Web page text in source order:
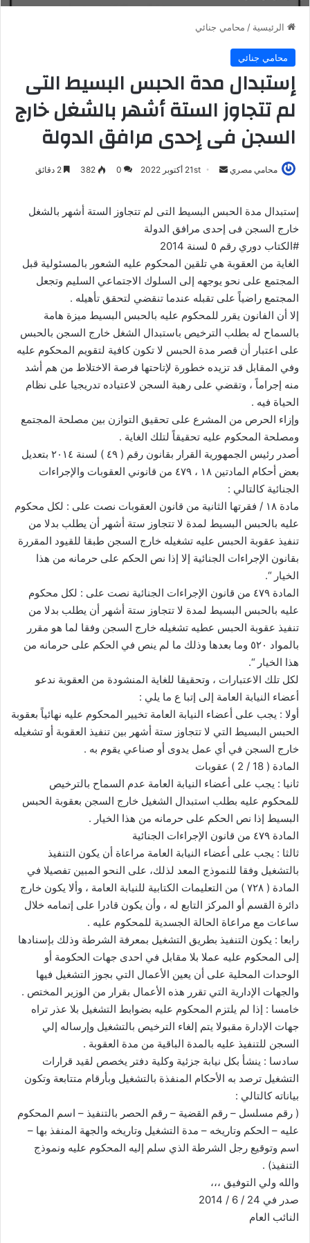
الرئيسية / محامي جنائي
محامي جنائي
إستبدال مدة الحبس البسيط التى
لم تتجاوز الستة أشهر بالشغل خارج
السجن فى إحدى مرافق الدولة
محامي مصري
أرسل 21st أكتوبر 2022 0
382
إستبدال مدة الحبس البسيط التى لم تتجاوز الستة أشهر بالشغل
خارج السجن فى إحدى مرافق الدولة
#الكتاب دوري رقم ٥ لسنة 2014
الغاية من العقوبة هي تلقين المحكوم عليه الشعور بالمسئولية قبل
المجتمع على نحو يوجهه إلى السلوك الاجتماعي السليم وتجعل
المجتمع راضياً على تقبله عندما تنقضي لتحقق تأهيله .
إلا أن الفانون يقرر للمحكوم عليه بالحبس البسيط ميزة هامة
بالسماح له بطلب الترخيص باستبدال الشغل خارج السجن بالحبس
على اعتبار أن قصر مدة الحبس لا تكون كافية لتقويم المحكوم عليه
وفي المقابل قد تزيده خطورة لإتاحتها فرصة الاختلاط من هم أشد
منه إجراماً ، وتقضي على رهبة السجن لاعتياده تدريجيا على نظام
الحياة فيه .
وإزاء الحرص من المشرع على تحقيق التوازن بين مصلحة المجتمع
ومصلحة المحكوم عليه تحقيقاً لتلك الغاية .
أصدر رئيس الجمهورية القرار بقانون رقم ( ٤٩ ) لسنة ٢٠١٤ بتعديل
بعض أحكام المادتين ١٨ ، ٤٧٩ من قانوني العقوبات والإجراءات
الجنائية كالتالي :
مادة ١٨ / فقرتها الثانية من قانون العقوبات نصت على : لكل محكوم
عليه بالحبس البسيط لمدة لا تتجاوز ستة أشهر أن يطلب بدلا من
تنفيذ عقوبة الحبس عليه تشغيله خارج السجن طبقا للقيود المقررة
بقانون الإجراءات الجنائية إلا إذا نص الحكم على حرمانه من هذا
الخيار “.
المادة ٤٧٩ من قانون الإجراءات الجنائية نصت على : لكل محكوم
عليه بالحبس البسيط لمدة لا تتجاوز ستة أشهر أن يطلب بدلا من
تنفيذ عقوبة الحبس عطيه تشغيله خارج السجن وفقا لما هو مقرر
بالمواد ٥٢٠ وما بعدها وذلك ما لم ينص في الحكم على حرمانه من
هذا الخيار “.
لكل تلك الاعتبارات ، وتحقيقا للغاية المنشودة من العقوبة ندعو
أعضاء النيابة العامة إلى إتبا ع ما يلي :
أولا : يجب على أعضاء النيابة العامة تخيير المحكوم عليه نهائياً بعقوبة
الحبس البسيط التي لا تتجاوز ستة أشهر بين تنفيذ العقوبة أو تشغيله
خارج السجن في أي عمل يدوى أو صناعي يقوم به .
المادة ( 18 / 2 ) عقوبات
ثانيا : يجب على أعضاء النيابة العامة عدم السماح بالترخيص
للمحكوم عليه بطلب استبدال الشغيل خارج السجن بعقوبة الحبس
البسيط إذا نص الحكم على حرمانه من هذا الخيار .
المادة ٤٧٩ من قانون الإجراءات الجنائية
ثالثا : يجب على أعضاء النيابة العامة مراعاة أن يكون التنفيذ
بالتشغيل وفقا للنموذج المعد لذلك، على النحو المبين تفصيلا في
المادة ( ٧٢٨ ) من التعليمات الكتابية للنيابة العامة ، وألا يكون خارج
دائرة القسم أو المركز التابع له ، وأن يكون قادرا على إتمامه خلال
ساعات مع مراعاة الحالة الجسدية للمحكوم عليه .
رابعا : يكون التنفيذ بطريق التشغيل بمعرفة الشرطة وذلك بإسنادها
إلى المحكوم عليه عملا بلا مقابل في احدى جهات الحكومة أو
الوحدات المحلية على أن يعين الأعمال التي بجوز التشغيل فيها
والجهات الإدارية التي تقرر هذه الأعمال بقرار من الوزير المختص .
خامسا : إذا لم يلتزم المحكوم عليه بضوابط التشغيل بلا عذر تراه
جهات الإدارة مقبولا يتم إلغاء الترخيص بالتشغيل وإرساله إلي
السجن للتنفيذ عليه بالمدة الباقية من مدة العقوبة .
سادسا : ينشأ بكل نيابة جزئية وكلية دفتر يخصص لقيد قرارات
التشغيل ترصد به الأحكام المنفذة بالتشغيل وبأرقام متتابعة وتكون
بياناته كالتالي :
( رقم مسلسل – رقم القضية – رقم الحصر بالتنفيذ – اسم المحكوم
عليه – الحكم وتاريخه – مدة التشغيل وتاريخه والجهة المنفذ بها –
اسم وتوقيع رجل الشرطة الذي سلم إليه المحكوم عليه ونموذج
التنفيذ) .
والله ولي التوفيق ،،،
صدر في 24 / 6 / 2014
النائب العام